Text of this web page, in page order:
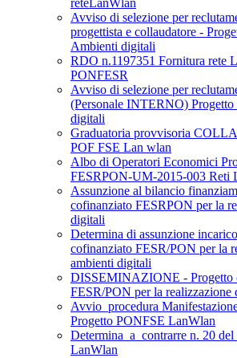
reteLanWlan
Avviso di selezione per
progettista e collaudatore -
Ambienti digitali
RDO n.1197351 Fornitura rete
PONFESR
Avviso di selezione per
(Personale INTERNO)
digitali
Graduatoria provvisoria
POF FSE Lan wlan
Albo di Operatori Economici
FESRPON-UM-2015-003 Reti
Assunzione al bilancio
cofinanziato FESRPON per la
digitali
Determina di assunzione
cofinanziato FESR/PON per la
ambienti digitali
DISSEMINAZIONE - Progetto
FESR/PON per la realizzazione
Avvio_procedura
Progetto PONFSE LanWlan
Determina_a_contrarre n. 20
LanWlan